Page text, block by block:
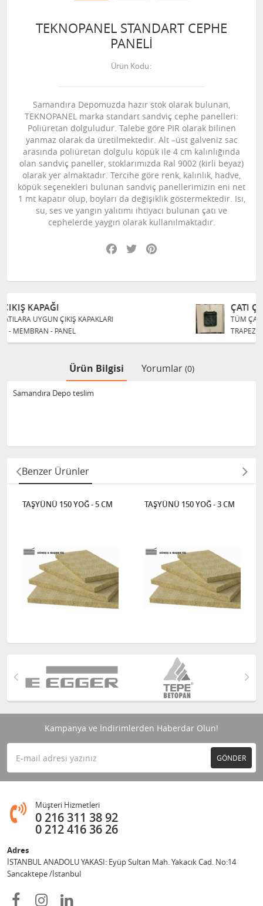
TEKNOPANEL STANDART CEPHE
PANELİ
Ürün Kodu
Samandıra Depomuzda hazır stok olarak bulunan,
TEKNOPANEL marka standart sandviç cephe panelleri:
Poliüretan dolguludur. Talebe göre PIR olarak bilinen
yanmaz olarak da üretilmektedir. Alt –üst galveniz sac
arasında poliüretan dolgulu köpük ile 4 cm kalınlığında
olan sandviç paneller, stoklarımızda Ral 9002 (kirli beyaz)
olarak yer almaktadır. Tercihe göre renk, kalınlık, hadve,
köpük seçenekleri bulunan sandviç panellerimizin eni net
1 mt kapatır olup, boyları da değişiklik göstermektedir. Isı,
su, ses ve yangın yalıtımı ihtiyacı bulunan çatı ve
cephelerde yaygın olarak kullanılmaktadır.
Facebook
Twitter
ÇATI ÇIKIŞ KAPAĞI
TÜM ÇATILARA UYGUN ÇIKIŞ
TRAPEZ - MEMBRAN - PANEL
Ürün Bilgisi Yorumlar (0)
Samandıra Depo teslim
Benzer Ürünler
TAŞYÜNÜ 150 YOĞ - 5 CM TAŞYÜNÜ 150 YOĞ - 3 CM
Kampanya ve İndirimlerden Haberdar Olun!
GÖNDER
Müşteri Hizmetleri
0 216 311 38 92
0 212 416 36 26
Adres
İSTANBUL ANADOLU YAKASI: Eyüp Sultan Mah. Yakacık Cad. No:14
Sancaktepe /İstanbul